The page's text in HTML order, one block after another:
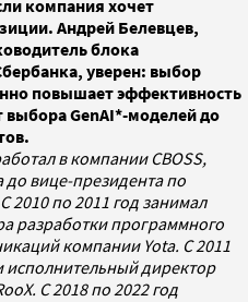
компания хочет
Андрей Белевцев,
блока
уверен: выбор
повышает эффективность
GenAI*-моделей до
в компании CBOSS,
до вице-президента по
2010 по 2011 год занимал
разработки программного
компании Yota. С 2011
исполнительный директор
С 2018 по 2022 год